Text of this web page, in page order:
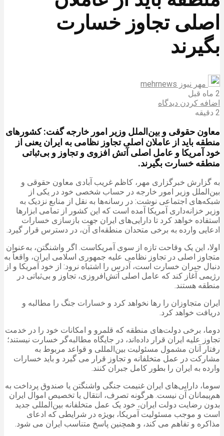
اصلی تجاوز خسارت
بگیرند
مهر نیوز mehrnews
2 ماه قبل
اضافه کردن دیدگاه
2 دقیقه
معاون حقوقی و بین‌الملل وزیر امور خارجه گفت: کشورهای
منطقه باید از عاملان اصلی تجاوز نظامی به ایران یعنی از
خود آمریکا و عامل اصلی آتش افزوی و تجاوز و بی‌ثباتی
منطقه خسارت بگیرند.
به گزارش خبرگزاری مهر، کاظم غریب آبادی معاون حقوقی و
بین‌الملل وزیر امور خارجه در حساب شخصی خود در یکی از
شبکه‌های اجتماعی نوشت: در رسانه‌ها به نقل از منابع نزدیک به
وزیر خزانه‌داری آمریکا آمده است که این کشور از تمامی ابزارها
استفاده خواهد کرد تا دارایی‌های ایران جهت بازسازی خسارات
ادعایی وارده به برخی متحدان منطقه‌ای آن، در دسترس قرار گیرد.
‏اولا، این یک وقاحت تازه از سوی آمریکاست. اگر واشنگتن، به‌عنوان
متجاوز اصلی در تجاوز نظامی علیه جمهوری اسلامی ایران، واقعاً به
دنبال جبران خسارت است، آدرس را اشتباه نرود: از خود آمریکا و از
رژیمی آغاز کند که عامل اصلی آتش‌افروزی، تجاوز و بی‌ثباتی در
منطقه هستند.
ایران متجاوزان را رها نخواهد کرد و خسارات جنگ را مطالبه و
دریافت خواهد کرد.
‏دوما، برخی دولت‌های منطقه که قلمرو و امکانات خود را در خدمت
تجاوز علیه ایران قرار داده‌اند، در جایگاه مطالبه‌گر خسارت نیستند؛
رفتار آنان مشمول مسئولیت بین‌المللی و قواعد مربوط به
مشارکت در عمل متخلفانه و تجاوز قرار می گیرد و باید خسارات
وارده به ایران را بطور کامل جبران کنند.
‏سوما، دارایی‌های ایران غنیمت جنگی واشنگتن یا صندوق پرداخت به
هم‌پیمانان آن نیست. هرگونه تصرف، انتقال یا تخصیص اموال ایران
بدون رضایت دولت ایران، خود یک عمل متخلفانه بین‌المللی جدید
است و موجب مسئولیت آمریکا، بویژه در شرایطی که ادعای
مذاکره و تفاهم می کند، و همچنین پاسخ متناسب ایران می شود.